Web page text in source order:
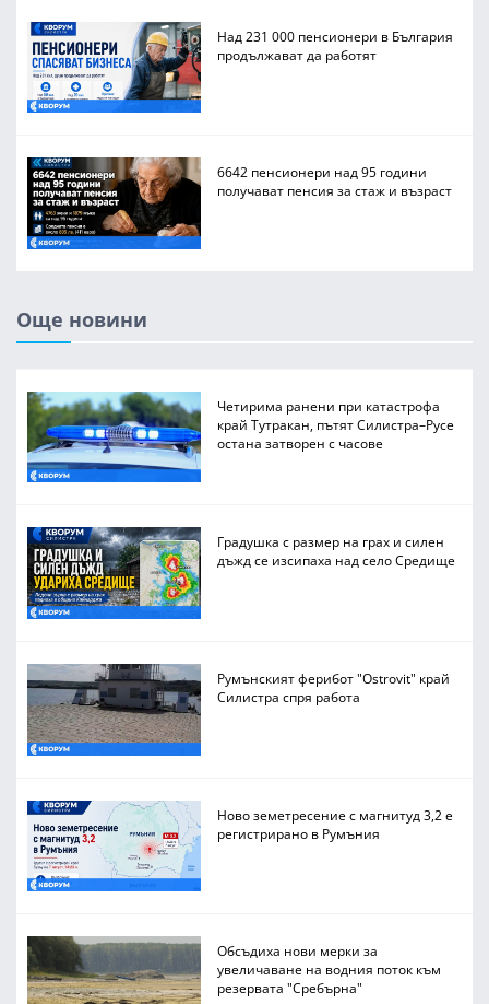
Над 231 000 пенсионери в България
продължават да работят
6642 пенсионери над 95 години
получават пенсия за стаж и възраст
Още новини
Четирима ранени при катастрофа
край Тутракан, пътят Силистра–Русе
остана затворен с часове
Градушка с размер на грах и силен
дъжд се изсипаха над село Средище
Румънският ферибот "Ostrovit" край
Силистра спря работа
Ново земетресение с магнитуд 3,2 е
регистрирано в Румъния
Обсъдиха нови мерки за
увеличаване на водния поток към
резервата "Сребърна"